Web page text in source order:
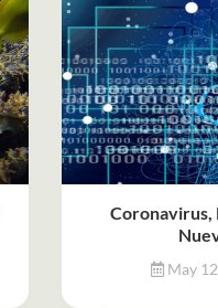
Coronavirus,
May